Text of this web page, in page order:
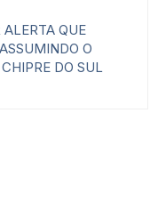
QUE
O
DO SUL